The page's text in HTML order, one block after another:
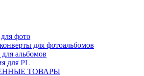
фото
для фотоальбомов
альбомов
для PL
ТОВАРЫ